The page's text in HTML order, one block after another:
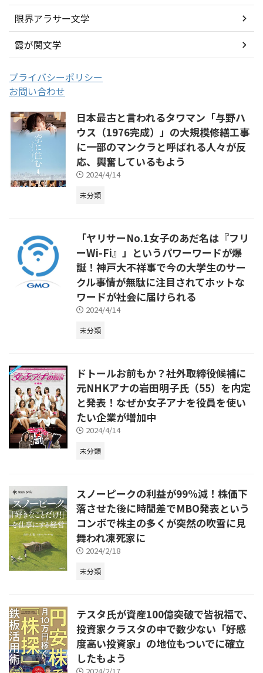
限界アラサー文学
霞が関文学
プライバシーポリシー
お問い合わせ
日本最古と言われるタワマン「与野ハ
ウス（1976完成）」の大規模修繕工事
に一部のマンクラと呼ばれる人々が反
応、興奮しているもよう
2024/4/14
未分類
「ヤリサーNo.1女子のあだ名は『フリ
ーWi-Fi』」というパワーワードが爆
誕！神戸大不祥事で今の大学生のサー
クル事情が無駄に注目されてホットな
ワードが社会に届けられる
2024/4/14
未分類
ドトールお前もか？社外取締役候補に
元NHKアナの岩田明子氏（55）を内定
と発表！なぜか女子アナを役員を使い
たい企業が増加中
2024/4/14
未分類
スノーピークの利益が99%減！株価下
落させた後に時間差でMBO発表という
コンボで株主の多くが突然の吹雪に見
舞われ凍死家に
2024/2/18
未分類
テスタ氏が資産100億突破で皆祝福で、
投資家クラスタの中で数少ない「好感
度高い投資家」の地位もついでに確立
したもよう